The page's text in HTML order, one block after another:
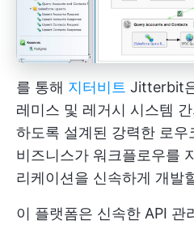
를 통해 지터비트 Jitterbit
레미스 및 레거시 시스템
하도록 설계된 강력한 로
비즈니스가 워크플로우를
리케이션을 신속하게 개발
이 플랫폼은 신속한 API 관